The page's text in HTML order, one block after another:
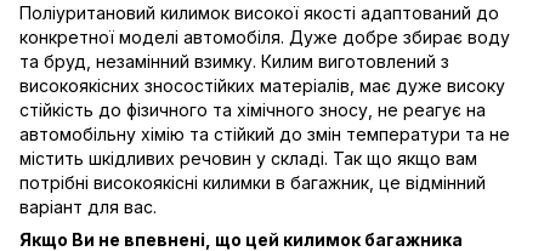
Поліуритановий килимок високої якості адаптований до
конкретної моделі автомобіля. Дуже добре збирає воду
та бруд, незамінний взимку. Килим виготовлений з
високоякісних зносостійких матеріалів, має дуже високу
стійкість до фізичного та хімічного зносу, не реагує на
автомобільну хімію та стійкий до змін температури та не
містить шкідливих речовин у складі. Так що якщо вам
потрібні високоякісні килимки в багажник, це відмінний
варіант для вас.
Якщо Ви не впевнені, що цей килимок багажника